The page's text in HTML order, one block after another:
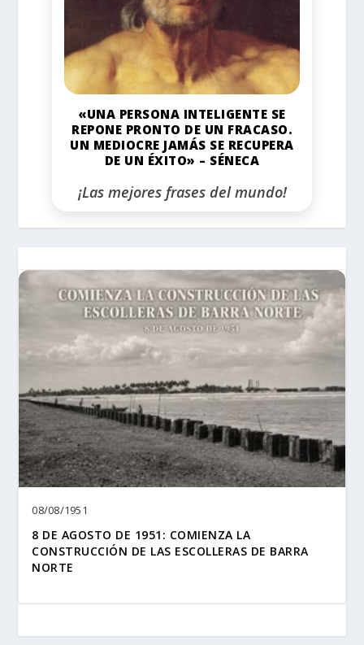
«UNA PERSONA INTELIGENTE SE
REPONE PRONTO DE UN FRACASO.
UN MEDIOCRE JAMÁS SE RECUPERA
DE UN ÉXITO» – SÉNECA
¡Las mejores frases del mundo!
08/08/1951
8 DE AGOSTO DE 1951: COMIENZA LA
CONSTRUCCIÓN DE LAS ESCOLLERAS DE BARRA
NORTE